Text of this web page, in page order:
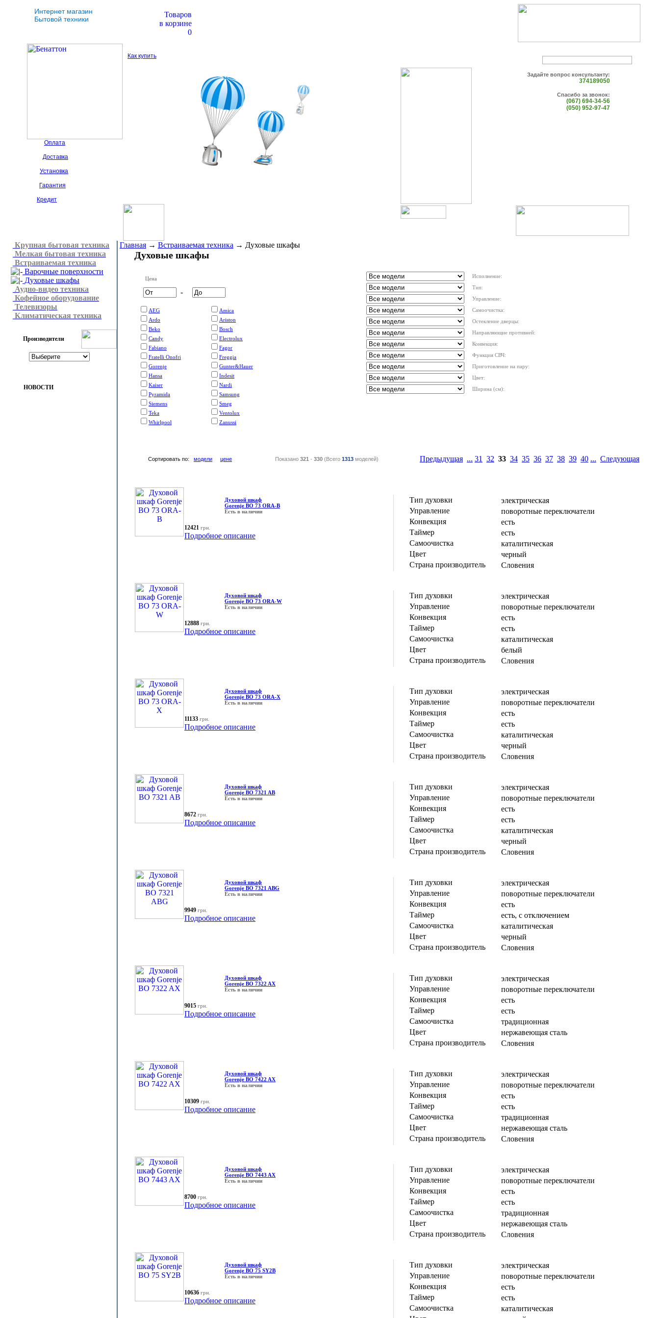
Интернет магазин
Бытовой техники
Товаров
в корзине
0
Как купить
Оплата
Доставка
Установка
Гарантия
Кредит
Задайте вопрос консультанту:
374189050
Спасибо за звонок:
(067) 694-34-56
(050) 952-97-47
Крупная бытовая техника
Мелкая бытовая техника
Встраиваемая техника
Варочные поверхности
Духовые шкафы
Аудио-видео техника
Кофейное оборудование
Телевизоры
Климатическая техника
Производители
НОВОСТИ
Главная → Встраиваемая техника → Духовые шкафы
Духовые шкафы
Цена
-
AEG
Amica
Ardo
Ariston
Beko
Bosch
Candy
Electrolux
Fabiano
Fagor
Fratelli Onofri
Freggia
Gorenje
Gunter&Hauer
Hansa
Indesit
Kaiser
Nardi
Pyramida
Samsung
Siemens
Smeg
Teka
Ventolux
Whirlpool
Zanussi
Исполнение:
Тип:
Управление:
Самоочистка:
Остекление дверцы:
Направляющие противней:
Конвекция:
Функция СВЧ:
Приготовление на пару:
Цвет:
Ширина (см):
Сортировать по: модели цене Показано 321 - 330(Всего 1313моделей) Предыдущая ... 31 32 33 34 35 36 37 38 39 40 ... Следующая
Духовой шкаф
Gorenje BO 73 ORA-B
Есть в наличии
Тип духовки
электрическая
Управление
поворотные переключатели
Конвекция
есть
Таймер
есть
Самоочистка
каталитическая
Цвет
черный
Страна производитель
Словения
12421 грн.
Подробное описание
Духовой шкаф
Gorenje BO 73 ORA-W
Есть в наличии
Тип духовки
электрическая
Управление
поворотные переключатели
Конвекция
есть
Таймер
есть
Самоочистка
каталитическая
Цвет
белый
Страна производитель
Словения
12888 грн.
Подробное описание
Духовой шкаф
Gorenje BO 73 ORA-X
Есть в наличии
Тип духовки
электрическая
Управление
поворотные переключатели
Конвекция
есть
Таймер
есть
Самоочистка
каталитическая
Цвет
черный
Страна производитель
Словения
11133 грн.
Подробное описание
Духовой шкаф
Gorenje BO 7321 AB
Есть в наличии
Тип духовки
электрическая
Управление
поворотные переключатели
Конвекция
есть
Таймер
есть
Самоочистка
каталитическая
Цвет
черный
Страна производитель
Словения
8672 грн.
Подробное описание
Духовой шкаф
Gorenje BO 7321 ABG
Есть в наличии
Тип духовки
электрическая
Управление
поворотные переключатели
Конвекция
есть
Таймер
есть, с отключением
Самоочистка
каталитическая
Цвет
черный
Страна производитель
Словения
9949 грн.
Подробное описание
Духовой шкаф
Gorenje BO 7322 AX
Есть в наличии
Тип духовки
электрическая
Управление
поворотные переключатели
Конвекция
есть
Таймер
есть
Самоочистка
традиционная
Цвет
нержавеющая сталь
Страна производитель
Словения
9015 грн.
Подробное описание
Духовой шкаф
Gorenje BO 7422 AX
Есть в наличии
Тип духовки
электрическая
Управление
поворотные переключатели
Конвекция
есть
Таймер
есть
Самоочистка
традиционная
Цвет
нержавеющая сталь
Страна производитель
Словения
10309 грн.
Подробное описание
Духовой шкаф
Gorenje BO 7443 AX
Есть в наличии
Тип духовки
электрическая
Управление
поворотные переключатели
Конвекция
есть
Таймер
есть
Самоочистка
традиционная
Цвет
нержавеющая сталь
Страна производитель
Словения
8700 грн.
Подробное описание
Духовой шкаф
Gorenje BO 75 SY2B
Есть в наличии
Тип духовки
электрическая
Управление
поворотные переключатели
Конвекция
есть
Таймер
есть
Самоочистка
каталитическая
10636 грн.
Подробное описание